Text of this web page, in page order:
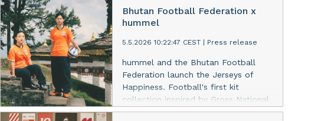
Bhutan Football Federation x
hummel
5.5.2026 10:22:47 CEST Press release
hummel and the Bhutan Football
Federation launch the Jerseys of
Happiness. Football's first kit
collection inspired by Gross National
Happiness